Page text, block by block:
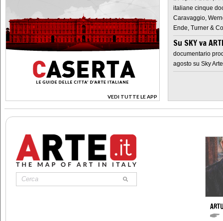
VEDI TUTTE LE APP
>
italiane cinque
Caravaggio,
Ende, Turner &
Su SKY va
documentario
agosto su Sky Arte